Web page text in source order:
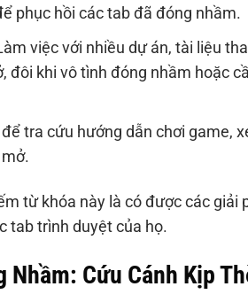
phục hồi các tab đã đóng nhầm.
việc với nhiều dự án, tài liệu
đôi khi vô tình đóng nhầm hoặc
tra cứu hướng dẫn chơi game,
từ khóa này là có được các giải
tab trình duyệt của họ.
Nhầm: Cứu Cánh Kịp